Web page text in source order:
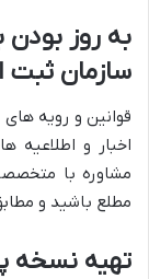
به روز بودن
سازمان ثبت
قوانین و رویه
اخبار و اطلاعیه
مشاوره با
مطلع باشید و
تهیه نسخه